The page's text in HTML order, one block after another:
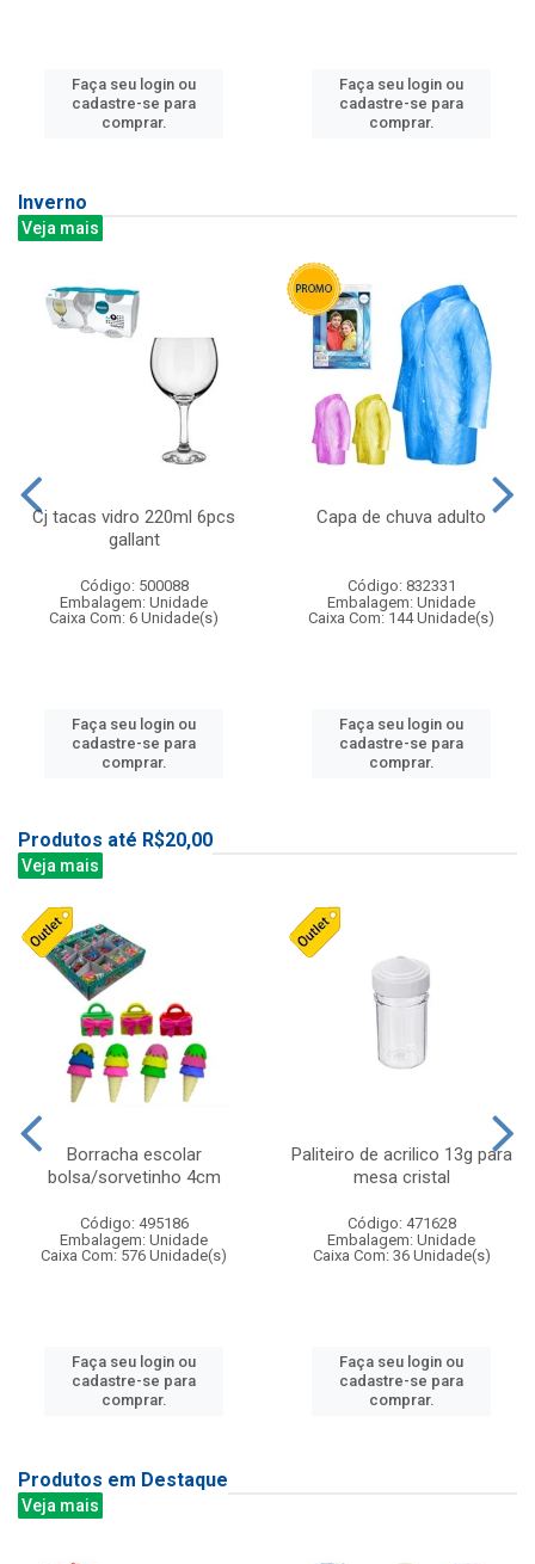
Faça seu login ou
cadastre-se para
comprar.
Faça seu login ou
cadastre-se para
comprar.
Inverno
Veja mais
Cj tacas vidro 220ml 6pcs
gallant
Código: 500088
Embalagem: Unidade
Caixa Com: 6 Unidade(s)
Faça seu login ou
cadastre-se para
comprar.
Capa de chuva adulto
Código: 832331
Embalagem: Unidade
Caixa Com: 144 Unidade(s)
Faça seu login ou
cadastre-se para
comprar.
Produtos até R$20,00
Veja mais
Borracha escolar
bolsa/sorvetinho 4cm
Código: 495186
Embalagem: Unidade
Caixa Com: 576 Unidade(s)
Faça seu login ou
cadastre-se para
comprar.
Paliteiro de acrilico 13g para
mesa cristal
Código: 471628
Embalagem: Unidade
Caixa Com: 36 Unidade(s)
Faça seu login ou
cadastre-se para
comprar.
Produtos em Destaque
Veja mais